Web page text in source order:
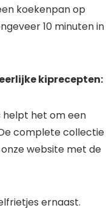
koekenpan op
10 minuten in
kiprecepten:
het om een
complete collectie
website met de